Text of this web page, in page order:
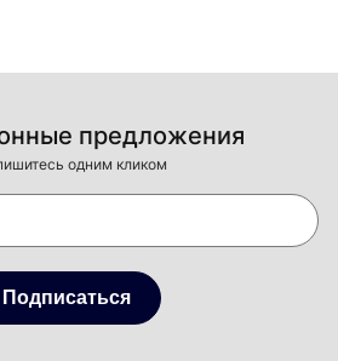
предложения
одним кликом
Подписаться